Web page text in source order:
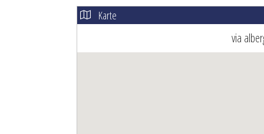
Karte
via